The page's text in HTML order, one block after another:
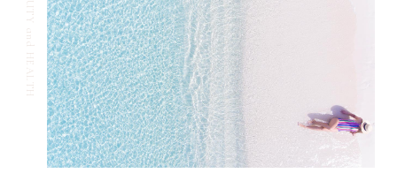
BEAUTY and HEALTH